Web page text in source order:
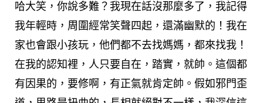
哈大笑，你說多難？我現在話沒那麼多了，我記得
我年輕時，周圍經常笑聲四起，還滿幽默的！我在
家也會跟小孩玩，他們都不去找媽媽，都來找我！
在我的認知裡，人只要自在，踏實，就帥。這個都
有因果的，要修啊，有正氣就肯定帥。假如邪門歪